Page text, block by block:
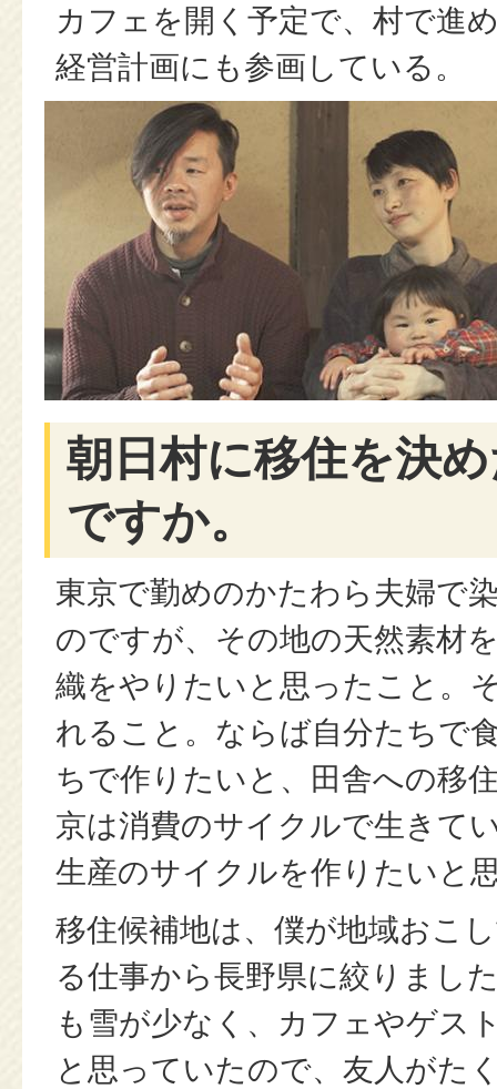
カフェを開く予定で、村で進
経営計画にも参画している。
朝日村に移住を決
ですか。
東京で勤めのかたわら夫婦で
のですが、その地の天然素材
織をやりたいと思ったこと。
れること。ならば自分たちで
ちで作りたいと、田舎への移
京は消費のサイクルで生きて
生産のサイクルを作りたいと
移住候補地は、僕が地域おこ
る仕事から長野県に絞りまし
も雪が少なく、カフェやゲス
と思っていたので、友人がた